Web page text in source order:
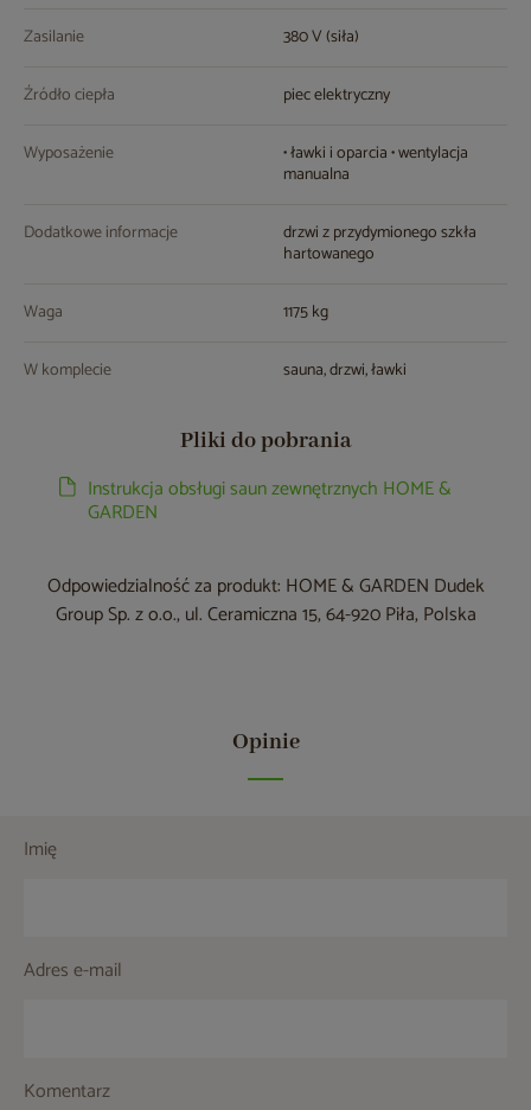
Zasilanie 380 V (siła)
Źródło ciepła piec elektryczny
Wyposażenie • ławki i oparcia • wentylacja
manualna
Dodatkowe informacje drzwi z przydymionego szkła
hartowanego
Waga 1175 kg
W komplecie sauna, drzwi, ławki
Pliki do pobrania
Instrukcja obsługi saun zewnętrznych HOME &
GARDEN
Odpowiedzialność za produkt: HOME & GARDEN Dudek
Group Sp. z o.o., ul. Ceramiczna 15, 64-920 Piła, Polska
Opinie
Imię
Adres e-mail
Komentarz